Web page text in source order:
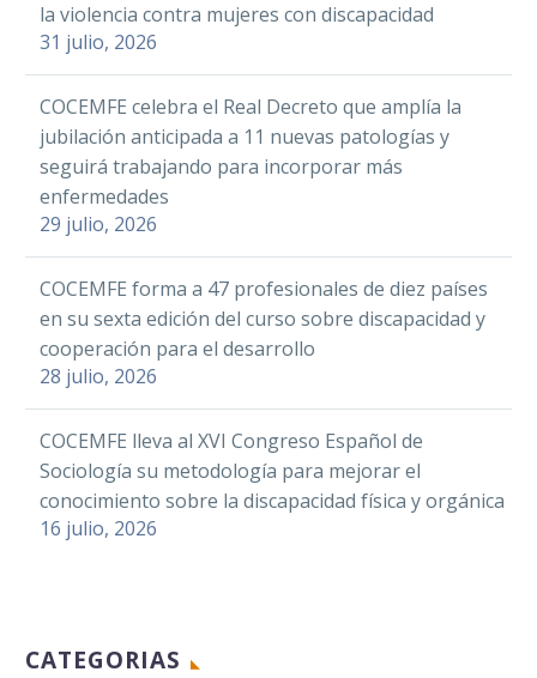
la violencia contra mujeres con discapacidad
31 julio, 2026
COCEMFE celebra el Real Decreto que amplía la
jubilación anticipada a 11 nuevas patologías y
seguirá trabajando para incorporar más
enfermedades
29 julio, 2026
COCEMFE forma a 47 profesionales de diez países
en su sexta edición del curso sobre discapacidad y
cooperación para el desarrollo
28 julio, 2026
COCEMFE lleva al XVI Congreso Español de
Sociología su metodología para mejorar el
conocimiento sobre la discapacidad física y orgánica
16 julio, 2026
CATEGORIAS